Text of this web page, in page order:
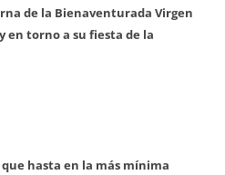
de la Bienaventurada Virgen
en torno a su fiesta de la
hasta en la más mínima